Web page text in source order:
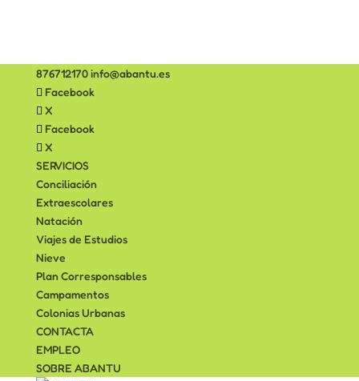
876712170info@abantu.es
Facebook
X
Facebook
X
SERVICIOS
Conciliación
Extraescolares
Natación
Viajes de Estudios
Nieve
Plan Corresponsables
Campamentos
Colonias Urbanas
CONTACTA
EMPLEO
SOBRE ABANTU